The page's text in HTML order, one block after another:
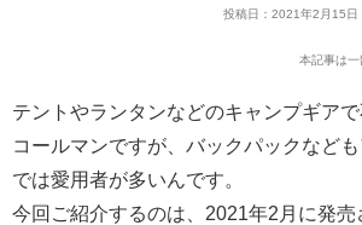
投稿日：2021年2月15
本記事は
テントやランタンなどのキャンプギア
コールマンですが、バックパックなど
では愛用者が多いんです。
今回ご紹介するのは、2021年2月に発売